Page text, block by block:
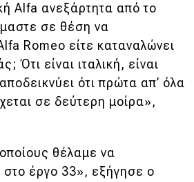
Alfa ανεξάρτητα από το
σε θέση να
Romeo είτε καταναλώνει
Ότι είναι ιταλική, είναι
ότι πρώτα απ’ όλα
σε δεύτερη μοίρα»,
θέλαμε να
έργο 33», εξήγησε ο